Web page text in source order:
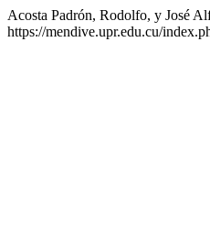
Acosta Padrón, Rodolfo, y José
https://mendive.upr.edu.cu/